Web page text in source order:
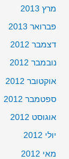
מרץ 2013
פברואר 2013
דצמבר 2012
נובמבר 2012
אוקטובר 2012
ספטמבר 2012
אוגוסט 2012
יולי 2012
מאי 2012